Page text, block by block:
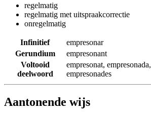
regelmatig
regelmatig met uitspraakcorrectie
onregelmatig
Infinitief
empresonar
Gerundium
empresonant
Voltooid
deelwoord
empresonat, empresonada,
empresonades
Aantonende wijs